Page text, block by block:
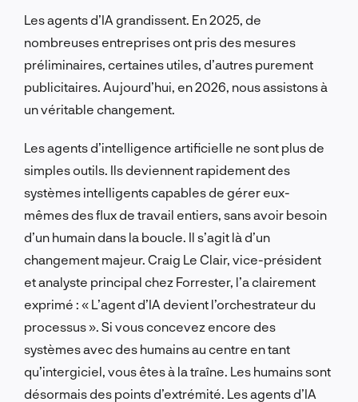
Les agents d’IA grandissent. En 2025, de
nombreuses entreprises ont pris des mesures
préliminaires, certaines utiles, d’autres purement
publicitaires. Aujourd’hui, en 2026, nous assistons à
un véritable changement.
Les agents d’intelligence artificielle ne sont plus de
simples outils. Ils deviennent rapidement des
systèmes intelligents capables de gérer eux-
mêmes des flux de travail entiers, sans avoir besoin
d’un humain dans la boucle. Il s’agit là d’un
changement majeur. Craig Le Clair, vice-président
et analyste principal chez Forrester, l’a clairement
exprimé : « L’agent d’IA devient l’orchestrateur du
processus ». Si vous concevez encore des
systèmes avec des humains au centre en tant
qu’intergiciel, vous êtes à la traîne. Les humains sont
désormais des points d’extrémité. Les agents d’IA